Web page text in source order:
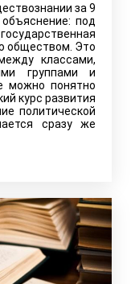
за 9
под
обществом. Это
классами,
группами и
можно понятно
курс развития
политической
сразу же